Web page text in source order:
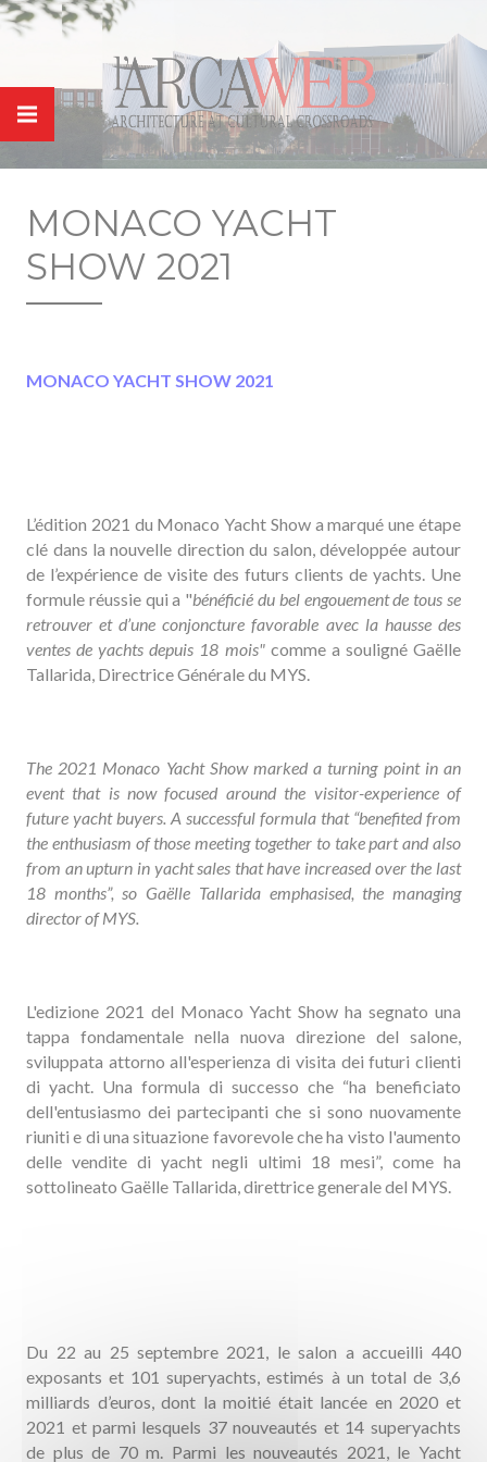
MONACO YACHT
SHOW 2021
MONACO YACHT SHOW 2021
L’édition 2021 du Monaco Yacht Show a marqué une étape
clé dans la nouvelle direction du salon, développée autour
de l’expérience de visite des futurs clients de yachts. Une
formule réussie qui a "bénéficié du bel engouement de tous se
retrouver et d’une conjoncture favorable avec la hausse des
ventes de yachts depuis 18 mois"comme a souligné Gaëlle
Tallarida, Directrice Générale du MYS.
The 2021 Monaco Yacht Show marked a turning point in an
event that is now focused around the visitor-experience of
future yacht buyers. A successful formula that “benefited from
the enthusiasm of those meeting together to take part and also
from an upturn in yacht sales that have increased over the last
18 months”, so Gaëlle Tallarida emphasised, the managing
director of MYS.
L'edizione 2021 del Monaco Yacht Show ha segnato una
tappa fondamentale nella nuova direzione del salone,
sviluppata attorno all'esperienza di visita dei futuri clienti
di yacht. Una formula di successo che “ha beneficiato
dell'entusiasmo dei partecipanti che si sono nuovamente
riuniti e di una situazione favorevole che ha visto l'aumento
delle vendite di yacht negli ultimi 18 mesi”, come ha
sottolineato Gaëlle Tallarida, direttrice generale del MYS.
Du 22 au 25 septembre 2021, le salon a accueilli 440
exposants et 101 superyachts, estimés à un total de 3,6
milliards d’euros, dont la moitié était lancée en 2020 et
2021 et parmi lesquels 37 nouveautés et 14 superyachts
de plus de 70 m. Parmi les nouveautés 2021, le Yacht
Panneau de gestion des cookies